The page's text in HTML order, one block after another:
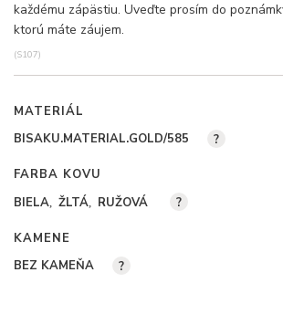
každému zápästiu. Uveďte prosím do
ktorú máte záujem.
(S107)
MATERIÁL
BISAKU.MATERIAL.GOLD/585
?
FARBA KOVU
BIELA ŽLTÁ RUŽOVÁ ?
KAMENE
BEZ KAMEŇA
?